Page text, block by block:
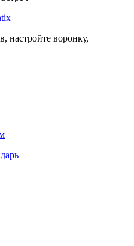
настройте воронку,